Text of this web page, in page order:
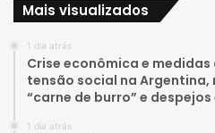
Mais visualizados
1 dia atrás
Crise econômica e
tensão social na Argentina,
“carne de burro” e
1 dia atrás